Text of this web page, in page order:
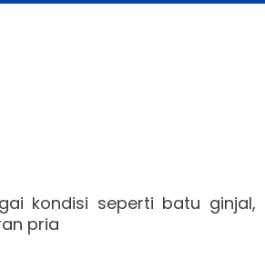
kondisi seperti batu ginjal,
pria